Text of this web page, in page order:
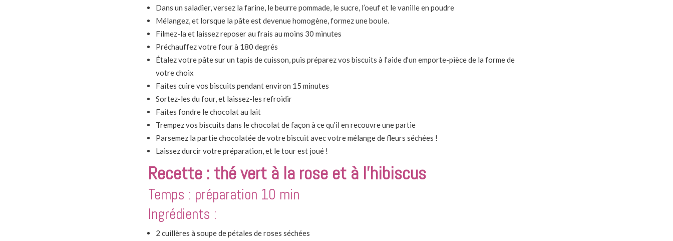
Dans un saladier, versez la farine, le beurre pommade, le sucre, l’oeuf et le vanille en poudre
Mélangez, et lorsque la pâte est devenue homogène, formez une boule.
Filmez-la et laissez reposer au frais au moins 30 minutes
Préchauffez votre four à 180 degrés
Étalez votre pâte sur un tapis de cuisson, puis préparez vos biscuits à l’aide d’un emporte-pièce de la forme de
votre choix
Faites cuire vos biscuits pendant environ 15 minutes
Sortez-les du four, et laissez-les refroidir
Faites fondre le chocolat au lait
Trempez vos biscuits dans le chocolat de façon à ce qu’il en recouvre une partie
Parsemez la partie chocolatée de votre biscuit avec votre mélange de fleurs séchées !
Laissez durcir votre préparation, et le tour est joué !
Recette : thé vertà la rose et à l’hibiscus
Temps : préparation 10 min
Ingrédients :
2 cuillères à soupe de pétales de roses séchées